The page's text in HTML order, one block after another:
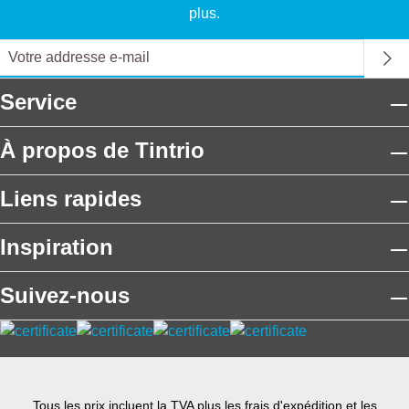
plus.
Service
À propos de Tintrio
Liens rapides
Inspiration
Suivez-nous
Tous les prix incluent la TVA plus les frais d'expédition et les